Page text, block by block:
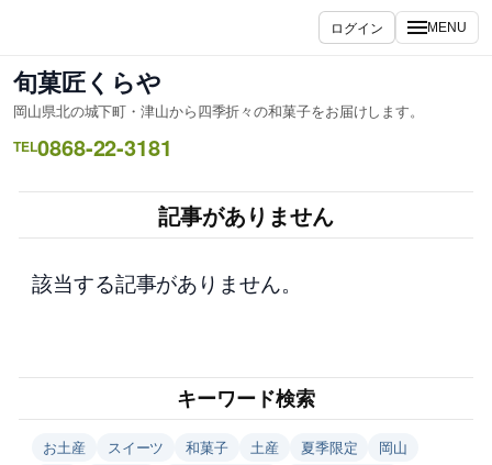
を
ス
キ
ッ
ログイン MENU
旬菓匠くらや
岡山県北の城下町・津山から四季折々の和菓子をお届けします。
TEL0868-22-3181
記事がありません
該当する記事がありません。
キーワード検索
お土産 スイーツ 和菓子 土産 夏季限定
岡山